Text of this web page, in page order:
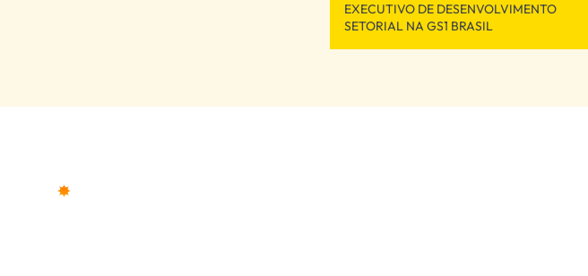
EXECUTIVO DE DESENVOLVIMENTO
SETORIAL NA GS1 BRASIL
PROGRAMAÇÃO COMPLETA